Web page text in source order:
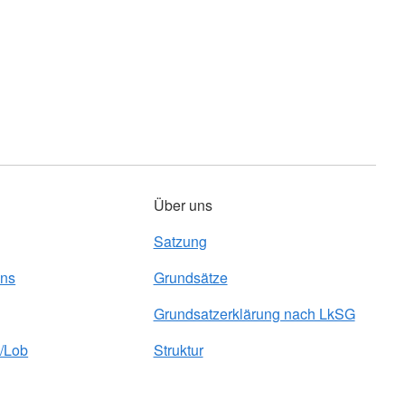
Über uns
Satzung
Grundsätze
Grundsatzerklärung nach LkSG
Struktur